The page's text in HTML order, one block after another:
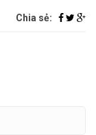
Chia sẻ: